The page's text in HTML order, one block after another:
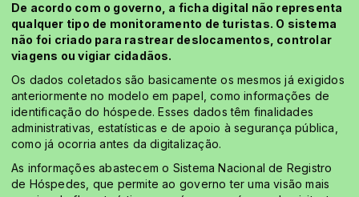
De acordo com o governo, a ficha digital não representa
qualquer tipo de monitoramento de turistas. O sistema
não foi criado para rastrear deslocamentos, controlar
viagens ou vigiar cidadãos.
Os dados coletados são basicamente os mesmos já exigidos
anteriormente no modelo em papel, como informações de
identificação do hóspede. Esses dados têm finalidades
administrativas, estatísticas e de apoio à segurança pública,
como já ocorria antes da digitalização.
As informações abastecem o Sistema Nacional de Registro
de Hóspedes, que permite ao governo ter uma visão mais